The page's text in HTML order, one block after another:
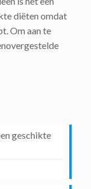
diëten omdat
Om aan te
geschikte